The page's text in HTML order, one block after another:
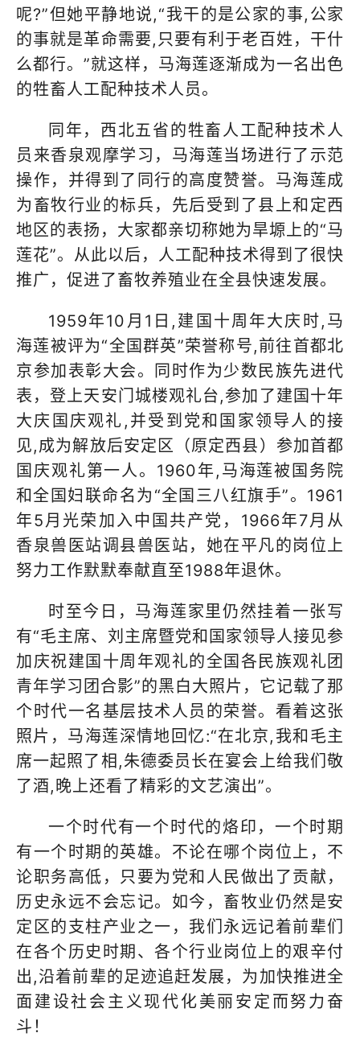
呢?”但她平静地说,“我干的是公家的事,公家
的事就是革命需要,只要有利于老百姓，干什
么都行。”就这样，马海莲逐渐成为一名出色
的牲畜人工配种技术人员。
同年，西北五省的牲畜人工配种技术人
员来香泉观摩学习，马海莲当场进行了示范
操作，并得到了同行的高度赞誉。马海莲成
为畜牧行业的标兵，先后受到了县上和定西
地区的表扬，大家都亲切称她为旱塬上的“马
莲花”。从此以后，人工配种技术得到了很快
推广，促进了畜牧养殖业在全县快速发展。
1959年10月1日,建国十周年大庆时,马
海莲被评为“全国群英”荣誉称号,前往首都北
京参加表彰大会。同时作为少数民族先进代
表，登上天安门城楼观礼台,参加了建国十年
大庆国庆观礼,并受到党和国家领导人的接
见,成为解放后安定区（原定西县）参加首都
国庆观礼第一人。1960年,马海莲被国务院
和全国妇联命名为“全国三八红旗手”。1961
年5月光荣加入中国共产党，1966年7月从
香泉兽医站调县兽医站，她在平凡的岗位上
努力工作默默奉献直至1988年退休。
时至今日，马海莲家里仍然挂着一张写
有“毛主席、刘主席暨党和国家领导人接见参
加庆祝建国十周年观礼的全国各民族观礼团
青年学习团合影”的黑白大照片，它记载了那
个时代一名基层技术人员的荣誉。看着这张
照片，马海莲深情地回忆:“在北京,我和毛主
席一起照了相,朱德委员长在宴会上给我们敬
了酒,晚上还看了精彩的文艺演出”。
一个时代有一个时代的烙印，一个时期
有一个时期的英雄。不论在哪个岗位上，不
论职务高低，只要为党和人民做出了贡献，
历史永远不会忘记。如今，畜牧业仍然是安
定区的支柱产业之一，我们永远记着前辈们
在各个历史时期、各个行业岗位上的艰辛付
出,沿着前辈的足迹追赶发展，为加快推进全
面建设社会主义现代化美丽安定而努力奋
斗！